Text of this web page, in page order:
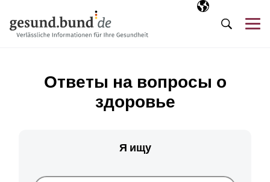
Выбранный
RU
Поиск
Ответы на вопросы о
здоровье
Я ищу